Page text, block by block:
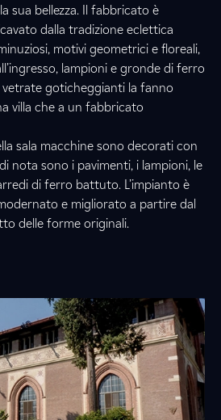
sua bellezza. Il fabbricato è
dalla tradizione eclettica
motivi geometrici e floreali,
lampioni e gronde di ferro
goticheggianti la fanno
villa che a un fabbricato
sala macchine sono decorati con
nota sono i pavimenti, i lampioni, le
di ferro battuto. L’impianto è
e migliorato a partire dal
delle forme originali.